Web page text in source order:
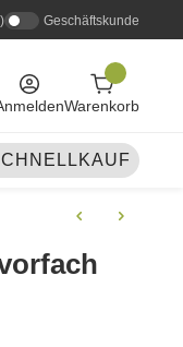
Geschäftskunde
in der Liste
Warenkorb
ANGELSETS